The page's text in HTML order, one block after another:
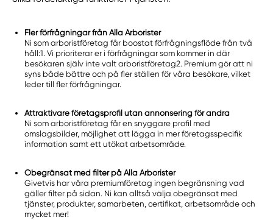
Fler förfrågningar från Alla Arborister
Ni som arboristföretag får boostat förfrågningsflöde från två
håll:1. Vi prioriterar er i förfrågningar som kommer in där
besökaren själv inte valt arboristföretag2. Premium gör att ni
syns både bättre och på fler ställen för våra besökare, vilket
leder till fler förfrågningar.
Attraktivare företagsprofil utan annonsering för andra
Ni som arboristföretag får en snyggare profil med
omslagsbilder, möjlighet att lägga in mer företagsspecifik
information samt ett utökat arbetsområde.
Obegränsat med filter på Alla Arborister
Givetvis har våra premiumföretag ingen begränsning vad
gäller filter på sidan. Ni kan alltså välja obegränsat med
tjänster, produkter, samarbeten, certifikat, arbetsområde och
mycket mer!